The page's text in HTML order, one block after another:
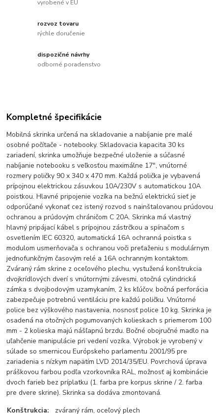
vyrobené v EU
rozvoz tovaru
rýchle doručenie
dispozičné návrhy
odborné poradenstvo
Kompletné špecifikácie
Mobilná skrinka určená na skladovanie a nabíjanie pre malé
osobné počítače - notebooky. Skladovacia kapacita 30 ks
zariadení, skrinka umožňuje bezpečné uloženie a súčasné
nabíjanie notebooku s veľkosťou maximálne 17", vnútorné
rozmery poličky 90 x 340 x 470 mm. Každá polička je vybavená
prípojnou elektrickou zásuvkou 10A/230V s automatickou 10A
poistkou. Hlavné pripojenie vozíka na bežnú elektrickú sieť je
odporúčané vykonať cez istený rozvod s nainštalovanou prúdovou
ochranou a prúdovým chráničom C 20A. Skrinka má vlastný
hlavný pripájací kábel s prípojnou zástrčkou a spínačom s
osvetlením IEC 60320, automatická 16A ochranná poistka s
modulom usmerňovača s ochranou voči preťaženiu s modulárnym
jednofunkčným časovým relé a 16A ochranným kontaktom.
Zváraný rám skrine z oceľového plechu, vystužená konštrukcia
dvojkrídlových dverí s vnútornými závesmi, otočná cylindrická
zámka s dvojbodovým uzamykaním, 2 ks kľúčov, bočná perforácia
zabezpečuje potrebnú ventiláciu pre každú poličku. Vnútorné
police bez výškového nastavenia, nosnosť police 10 kg. Skrinka je
osadená na otočných pogumovaných kolieskach s priemerom 100
mm - 2 kolieska majú nášľapnú brzdu. Bočné obojručné madlo na
uľahčenie manipulácie pri vedení vozíka. Výrobok je vyrobený v
súlade so smernicou Európskeho parlamentu 2001/95 pre
zariadenia s nízkym napätím LVD 2014/35/EU. Povrchová úprava
práškovou farbou podľa vzorkovníka RAL, možnosť aj kombinácie
dvoch farieb bez príplatku (1. farba pre korpus skrine / 2. farba
pre dvere skrine). Skrinka sa dodáva zmontovaná.
Konštrukcia:
zváraný rám, oceľový plech